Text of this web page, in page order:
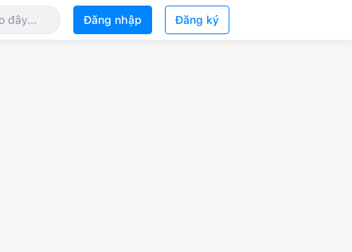
Đăng nhập Đăng ký